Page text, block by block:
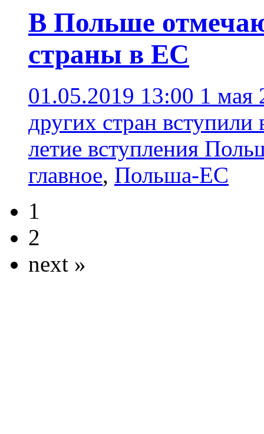
В Польше
страны в ЕС
01.05.2019 13:00 1 мая
других стран
летие вступления
главное, Польша-ЕС
1
2
next »